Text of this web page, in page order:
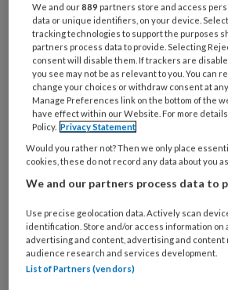
Warnsinckbespreekt de
hoofdoorzaken van tand-
en de behandeling.
Bekijk de
Al abonnee?Log dan
We and our889 partners store and access
data or unique identifiers, on your device.
tracking technologies to support the purposes
partners process data to provide. Selecting
consent will disable them. If trackers are
you see may not be as relevant to you. You can
change your choices or withdraw consent at
Manage Preferences link on the bottom of the
have effect within our Website. For more
Policy. Privacy Statement
Would you rather not? Then we only place
cookies, these do not record any data about you
We and our partners process data to
Use precise geolocation data. Actively scan
identification. Store and/or access information on
advertising and content, advertising and content
audience research and services development.
List of Partners (vendors)